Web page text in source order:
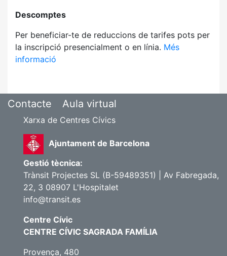
Descomptes
Per beneficiar-te de reduccions de tarifes pots per
la inscripció presencialment o en línia. Més
informació
Contacte Aula virtual
Xarxa de Centres Cívics
Ajuntament de Barcelona
Gestió tècnica:
Trànsit Projectes SL (B-59489351) | Av Fabregada,
22, 3 08907 L'Hospitalet
info@transit.es
Centre Cívic
CENTRE CÍVIC SAGRADA FAMÍLIA
Provença, 480